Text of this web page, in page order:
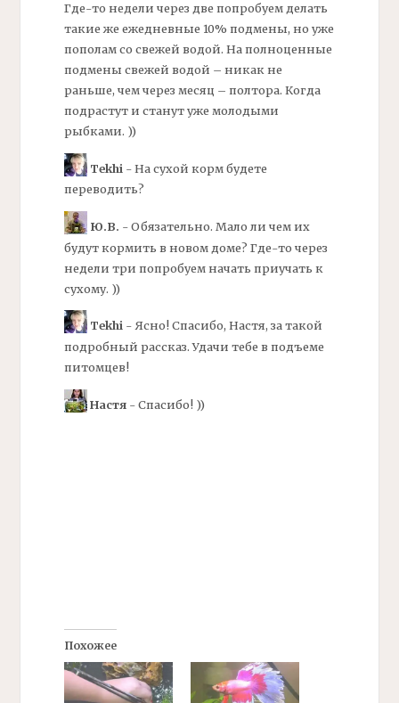
Где-то недели через две попробуем делать
такие же ежедневные 10% подмены, но уже
пополам со свежей водой. На полноценные
подмены свежей водой – никак не
раньше, чем через месяц – полтора. Когда
подрастут и станут уже молодыми
рыбками. ))
Tekhi- На сухой корм будете
переводить?
Ю.В. - Обязательно. Мало ли чем их
будут кормить в новом доме? Где-то через
недели три попробуем начать приучать к
сухому. ))
Tekhi- Ясно! Спасибо, Настя, за такой
подробный рассказ. Удачи тебе в подъеме
питомцев!
Настя- Спасибо! ))
Похожее